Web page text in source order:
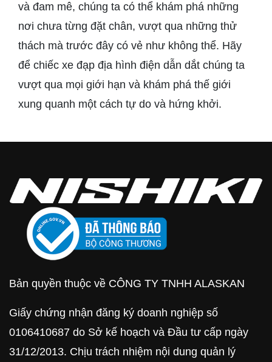
và đam mê, chúng ta có thể khám phá những
nơi chưa từng đặt chân, vượt qua những thử
thách mà trước đây có vẻ như không thể. Hãy
để chiếc xe đạp địa hình điện dẫn dắt chúng ta
vượt qua mọi giới hạn và khám phá thế giới
xung quanh một cách tự do và hứng khởi.
Bản quyền thuộc về CÔNG TY TNHH ALASKAN
Giấy chứng nhận đăng ký doanh nghiệp số
0106410687 do Sở kế hoạch và Đầu tư cấp ngày
31/12/2013. Chịu trách nhiệm nội dung quản lý